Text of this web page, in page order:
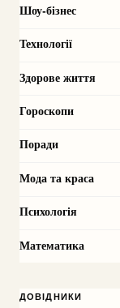
Шоу-бізнес
Технології
Здорове життя
Гороскопи
Поради
Мода та краса
Психологія
Математика
ДОВІДНИКИ